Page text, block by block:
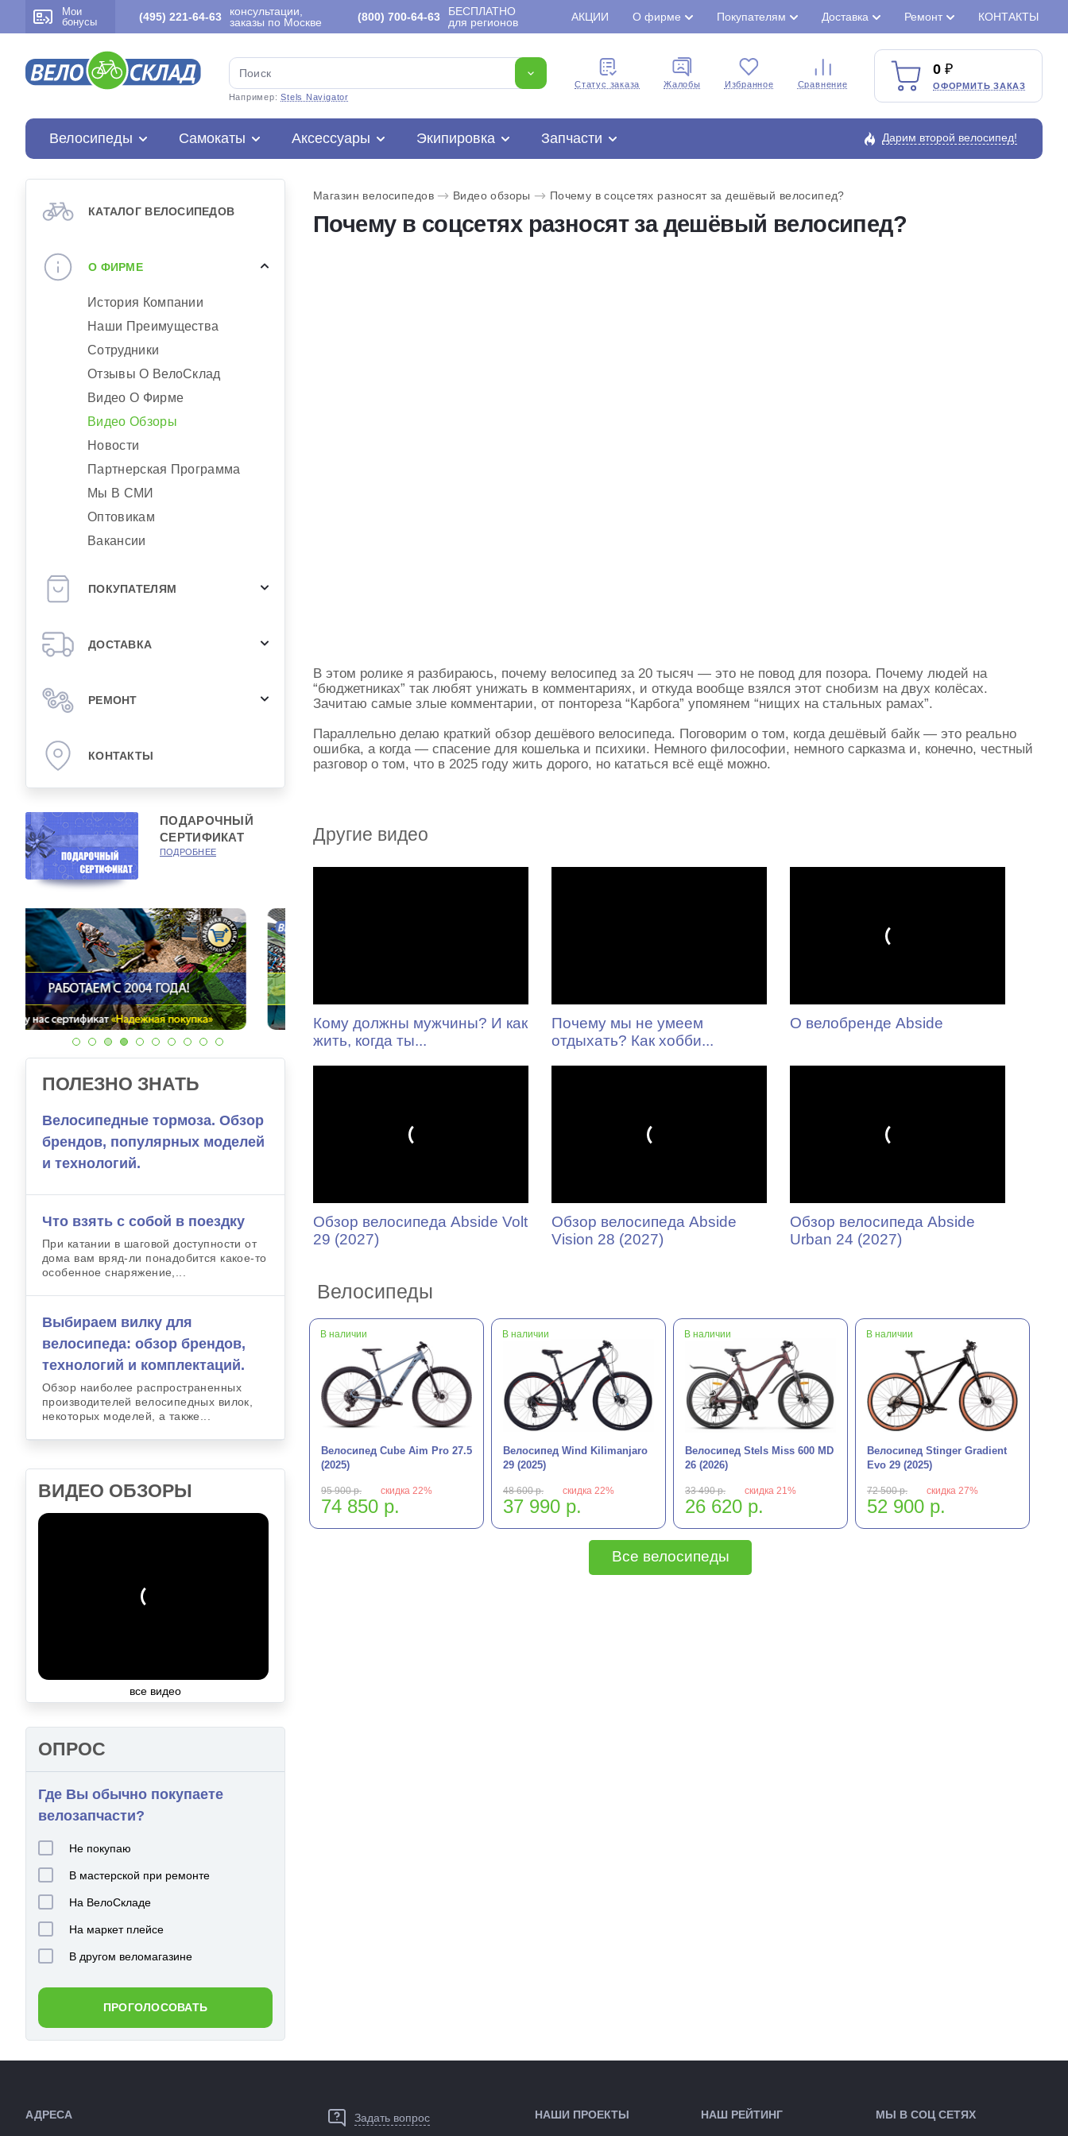
Мои
бонусы
(495) 221-64-63
консультации,
заказы по Москве
(800) 700-64-63
БЕСПЛАТНО
для регионов
АКЦИИ О фирме Покупателям Доставка Ремонт КОНТАКТЫ
Например:Stels Navigator
Cтатус заказа Жалобы Избранное Сравнение
0
ОФОРМИТЬ ЗАКАЗ
Велосипеды Самокаты Аксессуары Экипировка Запчасти Дарим второй велосипед!
КАТАЛОГ ВЕЛОСИПЕДОВ
О ФИРМЕ
История Компании
Наши Преимущества
Сотрудники
Отзывы О ВелоСклад
Видео О Фирме
Видео Обзоры
Новости
Партнерская Программа
Мы В СМИ
Оптовикам
Вакансии
ПОКУПАТЕЛЯМ
ДОСТАВКА
РЕМОНТ
КОНТАКТЫ
ПОДАРОЧНЫЙ
СЕРТИФИКАТ
ПОДРОБНЕЕ
ПОЛЕЗНО ЗНАТЬ
Велосипедные тормоза. Обзор
брендов, популярных моделей
и технологий.
Что взять с собой в поездку
При катании в шаговой доступности от
дома вам вряд-ли понадобится какое-то
особенное снаряжение,...
Выбираем вилку для
велосипеда: обзор брендов,
технологий и комплектаций.
Обзор наиболее распространенных
производителей велосипедных вилок,
некоторых моделей, а также...
ВИДЕО ОБЗОРЫ
все видео
ОПРОС
Где Вы обычно покупаете
велозапчасти?
Не покупаю
В мастерской при ремонте
На ВелоСкладе
На маркет плейсе
В другом веломагазине
ПРОГОЛОСОВАТЬ
Магазин велосипедов Видео обзоры Почему в соцсетях разносят за дешёвый велосипед?
Почему в соцсетях разносят за дешёвый велосипед?
В этом ролике я разбираюсь, почему велосипед за 20 тысяч — это не повод для позора. Почему людей на
“бюджетниках” так любят унижать в комментариях, и откуда вообще взялся этот снобизм на двух колёсах.
Зачитаю самые злые комментарии, от понтореза “Карбога” упомянем “нищих на стальных рамах”.
Параллельно делаю краткий обзор дешёвого велосипеда. Поговорим о том, когда дешёвый байк — это реально
ошибка, а когда — спасение для кошелька и психики. Немного философии, немного сарказма и, конечно, честный
разговор о том, что в 2025 году жить дорого, но кататься всё ещё можно.
Другие видео
Кому должны мужчины? И как
жить, когда ты...
Почему мы не умеем
отдыхать? Как хобби...
О велобренде Abside
Обзор велосипеда Abside Volt
29 (2027)
Обзор велосипеда Abside
Vision 28 (2027)
Обзор велосипеда Abside
Urban 24 (2027)
Велосипеды
В наличии
Велосипед Cube Aim Pro 27.5
(2025)
95 900 р. скидка 22%
74 850 р.
В наличии
Велосипед Wind Kilimanjaro
29 (2025)
48 600 р. скидка 22%
37 990 р.
В наличии
Велосипед Stels Miss 600 MD
26 (2026)
33 490 р. скидка 21%
26 620 р.
В наличии
Велосипед Stinger Gradient
Evo 29 (2025)
72 500 р. скидка 27%
52 900 р.
Все велосипеды
АДРЕСА Задать вопрос НАШИ ПРОЕКТЫ НАШ РЕЙТИНГ МЫ В СОЦ СЕТЯХ